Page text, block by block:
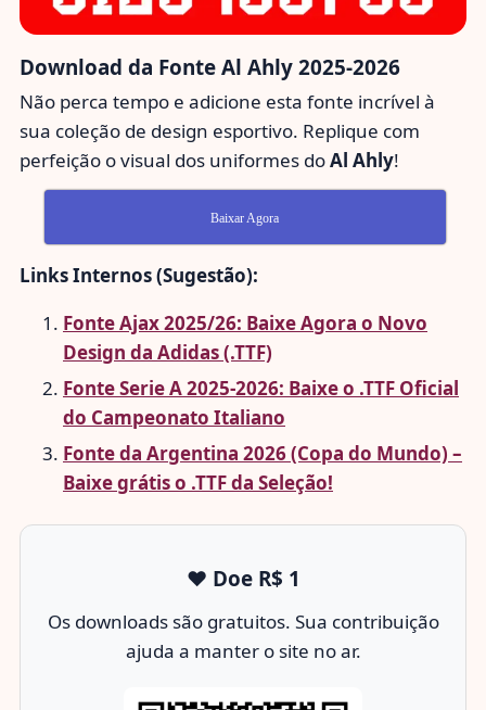
Download da Fonte Al Ahly 2025-2026
Não perca tempo e adicione esta fonte incrível à
sua coleção de design esportivo. Replique com
perfeição o visual dos uniformes doAl Ahly!
Baixar Agora
Links Internos (Sugestão):
Fonte Ajax 2025/26: Baixe Agora o Novo
Design da Adidas (.TTF)
Fonte Serie A 2025-2026: Baixe o .TTF Oficial
do Campeonato Italiano
Fonte da Argentina 2026 (Copa do Mundo) –
Baixe grátis o .TTF da Seleção!
❤️ Doe R$ 1
Os downloads são gratuitos. Sua contribuição
ajuda a manter o site no ar.